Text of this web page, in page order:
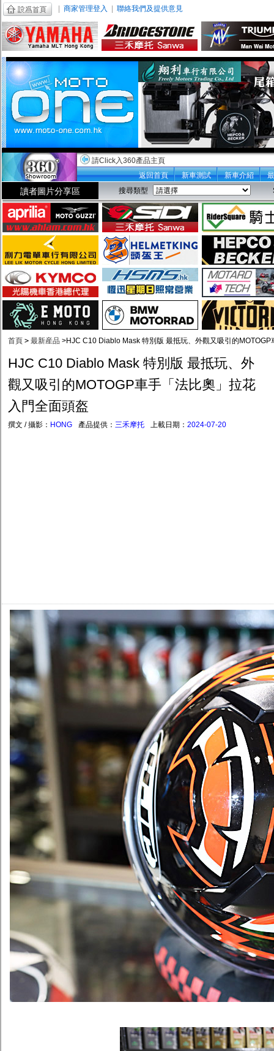
商家管理登入 聯絡我們及提供意見
請Click入360產品主頁
返回首頁
新車測試 新車介紹
讀者圖片分享區 搜尋類型
首頁 > 最新産品 >HJC C10 Diablo Mask 特別版 最抵玩、外觀又吸引的
HJC C10 Diablo Mask 特別版 最抵玩、外
觀又吸引的MOTOGP車手「法比奧」拉花
入門全面頭盔
撰文 / 攝影： HONG 產品提供： 三禾摩托 上載日期： 2024-07-20